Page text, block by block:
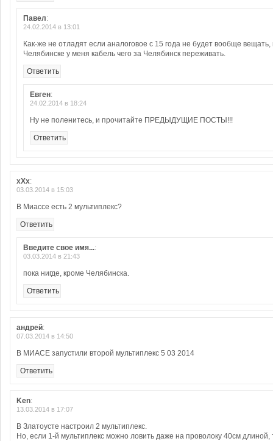
Павел:
24.02.2014 в 13:01
Как-же не отладят если аналоговое с 15 года не будет вообще вещать,
Челябинске у меня кабель чего за Челябинск переживать.
Ответить
Евген:
24.02.2014 в 18:24
Ну не поленитесь, и прочитайте ПРЕДЫДУЩИЕ ПОСТЫ!!!
Ответить
xXx:
03.03.2014 в 15:03
В Миассе есть 2 мультиплекс?
Ответить
Введите свое имя...:
03.03.2014 в 21:43
пока нигде, кроме Челябинска.
Ответить
андрей:
07.03.2014 в 14:50
В МИАСЕ запустили второй мультиплекс 5 03 2014
Ответить
Ken:
13.03.2014 в 17:07
В Златоусте настроил 2 мультиплекс.
Но, если 1-й мультиплекс можно ловить даже на проволоку 40см длиной,